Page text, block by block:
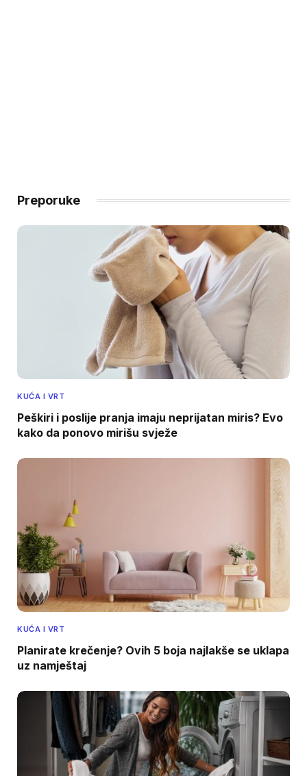
Preporuke
KUĆA I VRT
Peškiri i poslije pranja imaju neprijatan miris? Evo
kako da ponovo mirišu svježe
KUĆA I VRT
Planirate krečenje? Ovih 5 boja najlakše se uklapa
uz namještaj